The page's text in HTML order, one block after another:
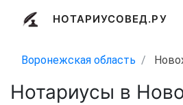
НОТАРИУСОВЕД.РУ
Воронежская область
Нотариусы в